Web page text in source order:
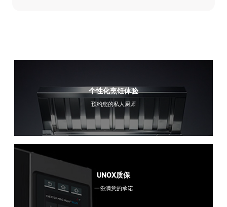
个性化烹饪体验
预约您的私人厨师
UNOX质保
一份满意的承诺